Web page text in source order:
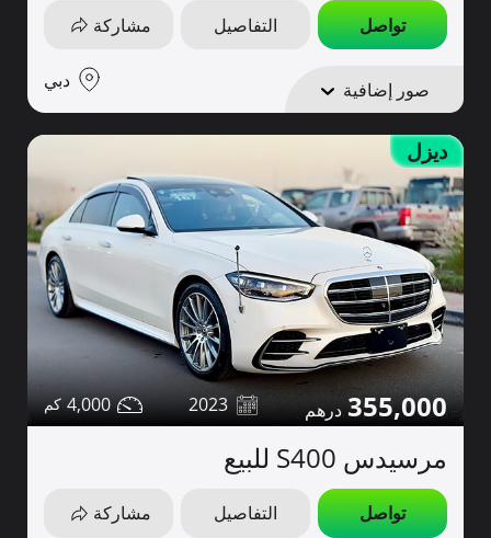
تواصل التفاصيل مشاركة
صور إضافية دبي
ديزل
355,000
2023
4,000
مرسيدس S400 للبيع
تواصل التفاصيل مشاركة